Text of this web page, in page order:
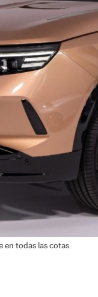
en todas las cotas.